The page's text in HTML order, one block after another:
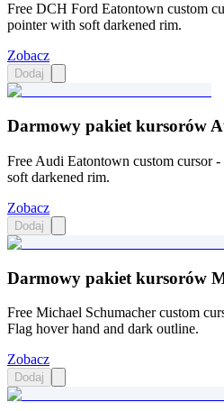
Free DCH Ford Eatontown custom
pointer with soft darkened rim.
Zobacz
Dodaj
Darmowy pakiet kursorów
Free Audi Eatontown custom cursor
soft darkened rim.
Zobacz
Dodaj
Darmowy pakiet kursorów
Free Michael Schumacher custom
Flag hover hand and dark outline.
Zobacz
Dodaj